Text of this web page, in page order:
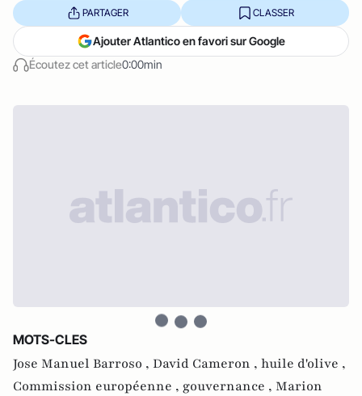
Écoutez cet article0:00min
PARTAGER CLASSER
Ajouter Atlantico en favori sur Google
MOTS-CLES
Jose Manuel Barroso , David Cameron , huile d'olive ,
Commission européenne , gouvernance , Marion